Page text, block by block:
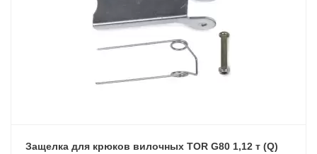
Защелка для крюков вилочных TOR G80 1,12 т (Q)